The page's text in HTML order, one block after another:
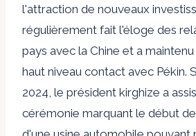
l'attraction de nouveaux
régulièrement fait l'éloge des
pays avec la Chine et a
haut niveau contact avec Pékin.
2024, le président kirghize a
cérémonie marquant le début